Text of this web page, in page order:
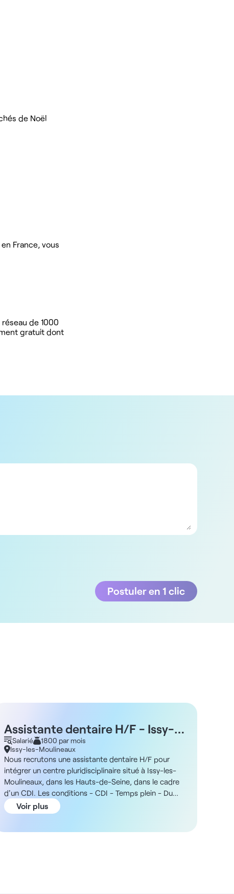
de Noël
France, vous
de 1000
gratuit dont
Postuler en 1 clic
Assistante dentaire H/F - Issy-
les-Moulineaux 92
Salarié
1800 par mois
Issy-les-Moulineaux
Nous recrutons une assistante dentaire H/F pour
intégrer un centre pluridisciplinaire situé à Issy-les-
Moulineaux, dans les Hauts-de-Seine, dans le cadre
d'un CDI. Les conditions - CDI - Temps plein - Du
lundi au vendredi (samedi possible) - De 9h30 à 19h
La structure Vous intégrerez un centre
Voir plus